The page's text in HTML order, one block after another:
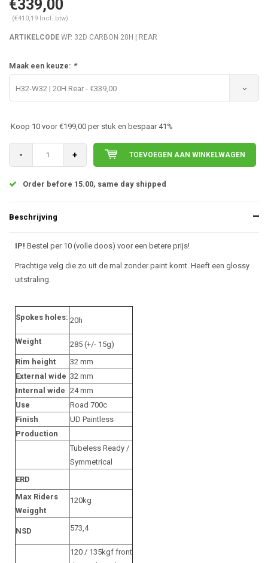
€339,00
(€410,19 Incl. btw)
ARTIKELCODE WP. 32D CARBON 20H | REAR
Maak een keuze: *
H32-W32 | 20H Rear - €339,00
Koop 10 voor €199,00 per stuk en bespaar 41%
- + TOEVOEGEN AAN WINKELWAGEN
Order before 15.00, same day shipped
Beschrijving
IP! Bestel per 10 (volle doos) voor een betere prijs!
Prachtige velg die zo uit de mal zonder paint komt. Heeft een glossy
uitstraling.
Spokes holes: 20h
Weight
285 (+/- 15g)
Rim height
32 mm
External wide 32 mm
Internal wide 24 mm
Use
Road 700c
Finish
UD Paintless
Production
Tubeless Ready /
Symmetrical
ERD
Max Riders
Weigght
120kg
NSD 573,4
120 / 135kgf front